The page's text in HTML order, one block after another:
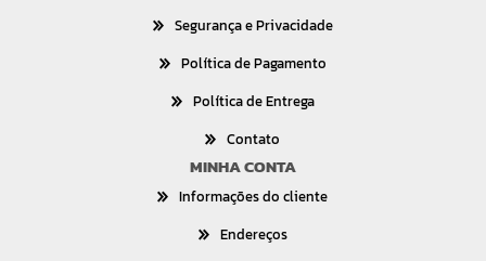
Segurança e Privacidade
Política de Pagamento
Política de Entrega
Contato
MINHA CONTA
Informações do cliente
Endereços